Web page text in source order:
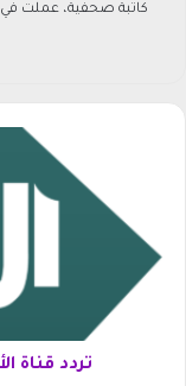
كاتبة صحفية، عملت في
تردد قناة الأنس